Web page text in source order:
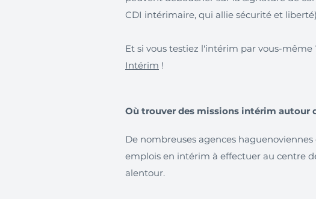
CDI intérimaire, qui allie sécurité et
Et si vous testiez l'intérim par vous-même
Intérim !
Où trouver des missions intérim autour
De nombreuses agences
emplois en intérim à effectuer au centre
alentour.